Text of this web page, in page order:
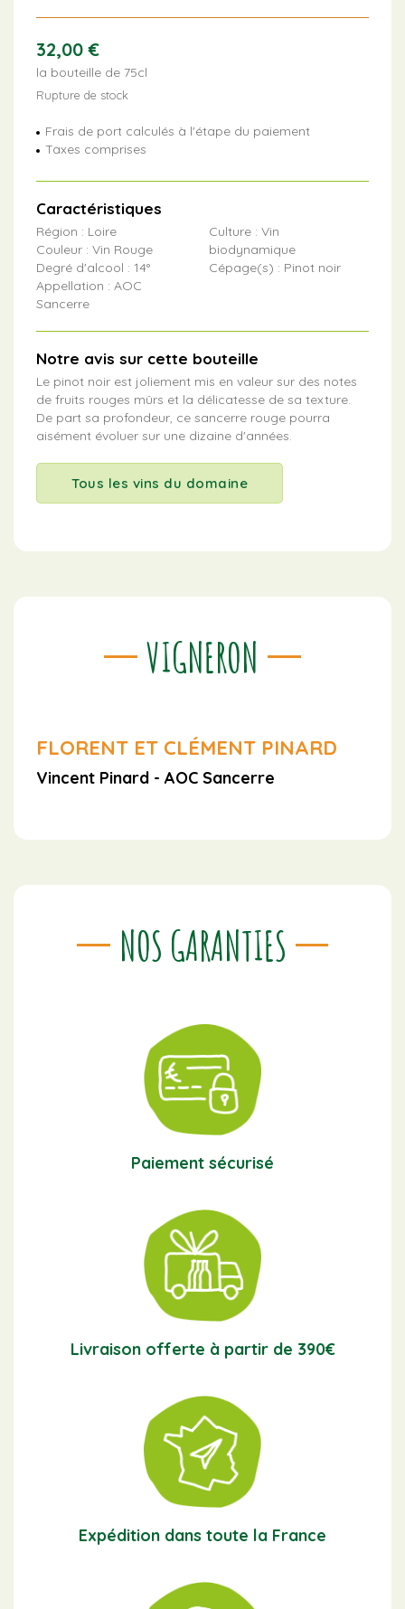
32,00€
la bouteille de 75cl
Rupture de stock
Frais de port calculés à l'étape du paiement
Taxes comprises
Caractéristiques
Région : Loire
Couleur : Vin Rouge
Degré d'alcool : 14°
Appellation : AOC
Sancerre
Culture : Vin
biodynamique
Cépage(s) : Pinot noir
Notre avis sur cette bouteille
Le pinot noir est joliement mis en valeur sur des notes
de fruits rouges mûrs et la délicatesse de sa texture.
De part sa profondeur, ce sancerre rouge pourra
aisément évoluer sur une dizaine d'années.
Tous les vins du domaine
VIGNERON
FLORENT ET CLÉMENT PINARD
Vincent Pinard - AOC Sancerre
NOS GARANTIES
Paiement sécurisé
Livraison offerte à partir de 390€
Expédition dans toute la France